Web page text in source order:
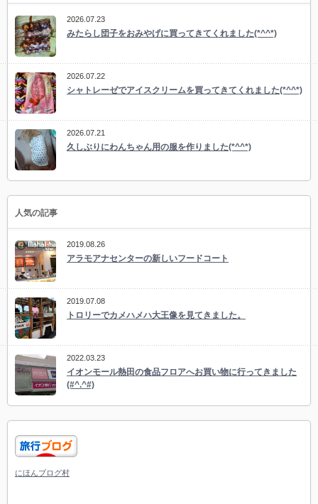
2026.07.23
みたらし団子をおみやげに買ってきてくれました(*^^*)
2026.07.22
シャトレーゼでアイスクリームを買ってきてくれました(*^^*)
2026.07.21
久しぶりにわんちゃん用の服を作りました(*^^*)
人気の記事
2019.08.26
アラモアナセンターの新しいフードコート
2019.07.08
トロリーでカメハメハ大王像を見てきました。
2022.03.23
イオンモール熱田の食品フロアへお買い物に行ってきました
(#^.^#)
にほんブログ村